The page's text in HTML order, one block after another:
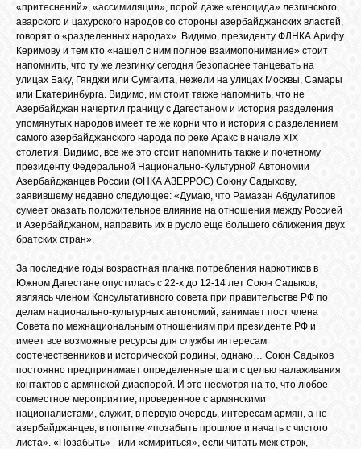
«притеснений», «ассимиляции», порой даже «геноцида» лезгинского,
аварского и цахурского народов со стороны азербайджанских властей,
говорят о «разделенных народах». Видимо, президенту ФЛНКА Арифу
Керимову и тем кто «нашел с ним полное взаимопонимание» стоит
напомнить, что ту же лезгинку сегодня безопаснее танцевать на
улицах Баку, Гянджи или Сумгаита, нежели на улицах Москвы, Самары
или Екатеринбурга. Видимо, им стоит также напомнить, что не
Азербайджан начертил границу с Дагестаном и история разделения
упомянутых народов имеет те же корни что и история с разделением
самого азербайджанского народа по реке Аракс в начале XIX
столетия. Видимо, все же это стоит напомнить также и почетному
президенту Федеральной Национально-Культурной Автономии
Азербайджанцев России (ФНКА АЗЕРРОС) Союну Садыхову,
заявившему недавно следующее: «Думаю, что Рамазан Абдулатипов
сумеет оказать положительное влияние на отношения между Россией
и Азербайджаном, направить их в русло еще большего сближения двух
братских стран».
За последние годы возрастная планка потребления наркотиков в
Южном Дагестане опустилась с 22-х до 12-14 лет Союн Садыков,
являясь членом Консультативного совета при правительстве РФ по
делам национально-культурных автономий, занимает пост члена
Совета по межнациональным отношениям при президенте РФ и
имеет все возможные ресурсы для службы интересам
соотечественников и исторической родины, однако… Союн Садыков
постоянно предпринимает определенные шаги с целью налаживания
контактов с армянской диаспорой. И это несмотря на то, что любое
совместное мероприятие, проведенное с армянскими
националистами, служит, в первую очередь, интересам армян, а не
азербайджанцев, в попытке «позабыть прошлое и начать с чистого
листа». «Позабыть» - или «смириться», если читать меж строк,